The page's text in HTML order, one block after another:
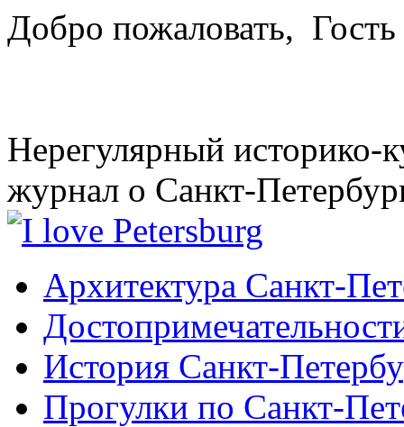
Добро пожаловать, Гость
Нерегулярный историко-
журнал о Санкт-
Архитектура Санкт-
История Санкт-
Прогулки по Санкт-